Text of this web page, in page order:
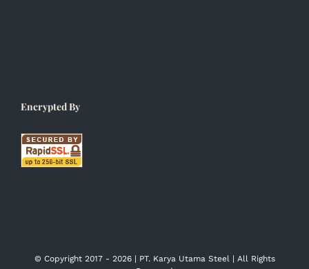
Encrypted By
© Copyright 2017 - 2026 | PT. Karya Utama Steel | All Rights